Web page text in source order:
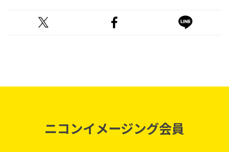
ニコンイメージング会員